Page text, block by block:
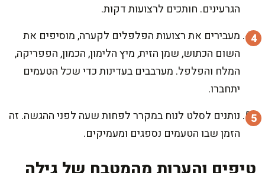
הגרעינים. חותכים לרצועות דקות.
מעבירים את רצועות הפלפלים לקערה, מוסיפים את
השום הכתוש, שמן הזית, מיץ הלימון, הכמון, הפפריקה,
המלח והפלפל. מערבבים בעדינות כדי שכל הטעמים
יתחברו.
נותנים לסלט לנוח במקרר לפחות שעה לפני ההגשה. זה
הזמן שבו הטעמים נספגים ומעמיקים.